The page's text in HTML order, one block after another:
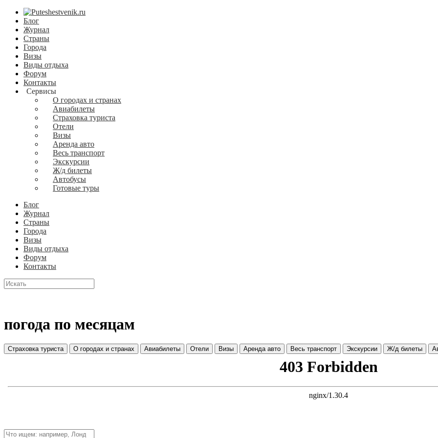
Блог
Журнал
Страны
Города
Визы
Виды отдыха
Форум
Контакты
Сервисы
О городах и странах
Авиабилеты
Страховка туриста
Отели
Визы
Аренда авто
Весь транспорт
Экскурсии
Ж/д билеты
Автобусы
Готовые туры
Блог
Журнал
Страны
Города
Визы
Виды отдыха
Форум
Контакты
погода по месяцам
Страховка туриста О городах и странах Авиабилеты Отели Визы Аренда авто Весь транспорт Экскурсии Ж/д билеты